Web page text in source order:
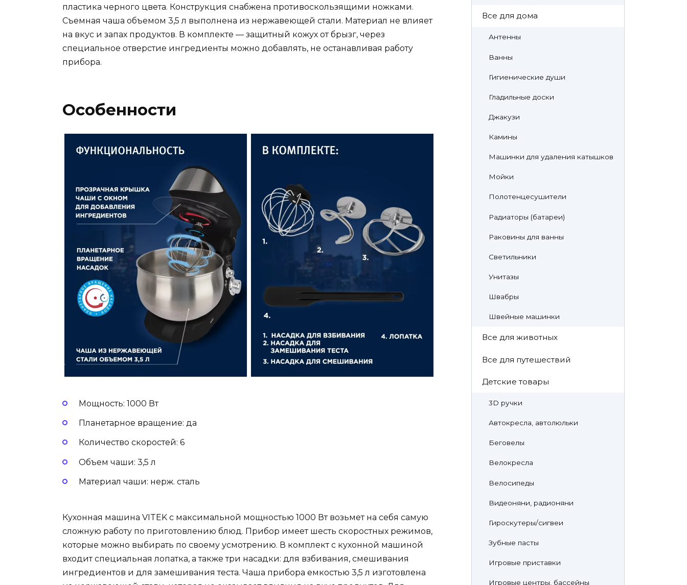
пластика черного цвета. Конструкция снабжена противоскользящими ножками.
Съемная чаша объемом 3,5 л выполнена из нержавеющей стали. Материал не влияет
на вкус и запах продуктов. В комплекте — защитный кожух от брызг, через
специальное отверстие ингредиенты можно добавлять, не останавливая работу
прибора.
Особенности
Мощность: 1000 Вт
Планетарное вращение: да
Количество скоростей: 6
Объем чаши: 3,5 л
Материал чаши: нерж. сталь
Кухонная машина VITEK с максимальной мощностью 1000 Вт возьмет на себя самую
сложную работу по приготовлению блюд. Прибор имеет шесть скоростных режимов,
которые можно выбирать по своему усмотрению. В комплект с кухонной машиной
входит специальная лопатка, а также три насадки: для взбивания, смешивания
ингредиентов и для замешивания теста. Чаша прибора емкостью 3,5 л изготовлена
Все для дома
Антенны
Ванны
Гигиенические души
Гладильные доски
Джакузи
Камины
Машинки для удаления катышков
Мойки
Полотенцесушители
Радиаторы (батареи)
Раковины для ванны
Светильники
Унитазы
Швабры
Швейные машинки
Все для животных
Все для путешествий
Детские товары
3D ручки
Автокресла, автолюльки
Беговелы
Велокресла
Велосипеды
Видеоняни, радионяни
Гироскутеры/сигвеи
Зубные пасты
Игровые приставки
Игровые центры, бассейны